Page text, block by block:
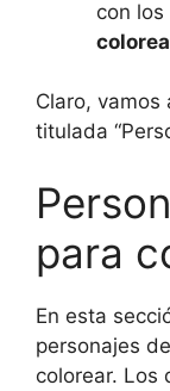
con
Claro, vamos
titulada
para
En esta
personajes
colorear. Los